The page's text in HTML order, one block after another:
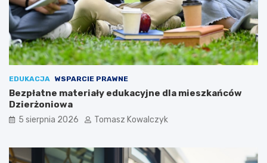
EDUKACJA WSPARCIE PRAWNE
Bezpłatne materiały edukacyjne dla mieszkańców
Dzierżoniowa
5 sierpnia 2026 Tomasz Kowalczyk